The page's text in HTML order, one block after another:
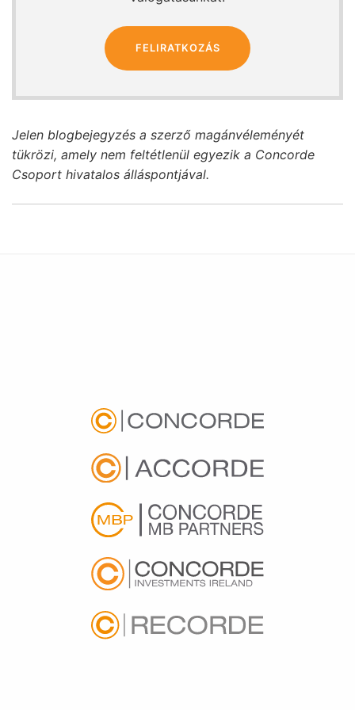
FELIRATKOZÁS
Jelen blogbejegyzés a szerző magánvéleményét
tükrözi, amely nem feltétlenül egyezik a Concorde
Csoport hivatalos álláspontjával.